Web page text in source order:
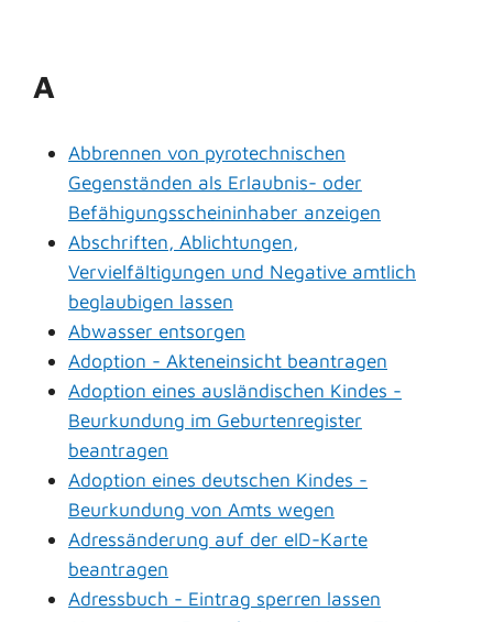
A
Abbrennen von pyrotechnischen
Gegenständen als Erlaubnis- oder
Befähigungsscheininhaber anzeigen
Abschriften, Ablichtungen,
Vervielfältigungen und Negative amtlich
beglaubigen lassen
Abwasser entsorgen
Adoption - Akteneinsicht beantragen
Adoption eines ausländischen Kindes -
Beurkundung im Geburtenregister
beantragen
Adoption eines deutschen Kindes -
Beurkundung von Amts wegen
Adressänderung auf der eID-Karte
beantragen
Adressbuch - Eintrag sperren lassen